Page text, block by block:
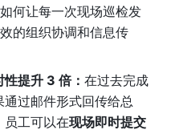
何让每一次现场巡检发
的组织协调和信息传
提升 3 倍： 在过去完成
过邮件形式回传给总
员工可以在现场即时提交